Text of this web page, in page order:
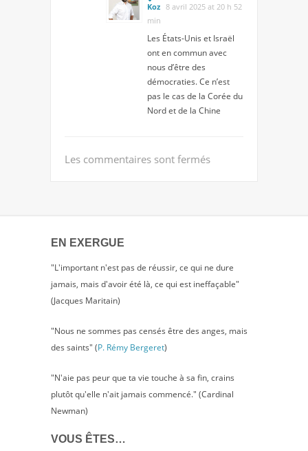
Koz 8 avril 2025 at 20 h 52
min
Les États-Unis et Israël
ont en commun avec
nous d’être des
démocraties. Ce n’est
pas le cas de la Corée du
Nord et de la Chine
Les commentaires sont fermés
EN EXERGUE
"L'important n'est pas de réussir, ce qui ne dure
jamais, mais d'avoir été là, ce qui est ineffaçable"
(Jacques Maritain)
"Nous ne sommes pas censés être des anges, mais
des saints" (P. Rémy Bergeret)
"N'aie pas peur que ta vie touche à sa fin, crains
plutôt qu'elle n'ait jamais commencé." (Cardinal
Newman)
VOUS ÊTES…